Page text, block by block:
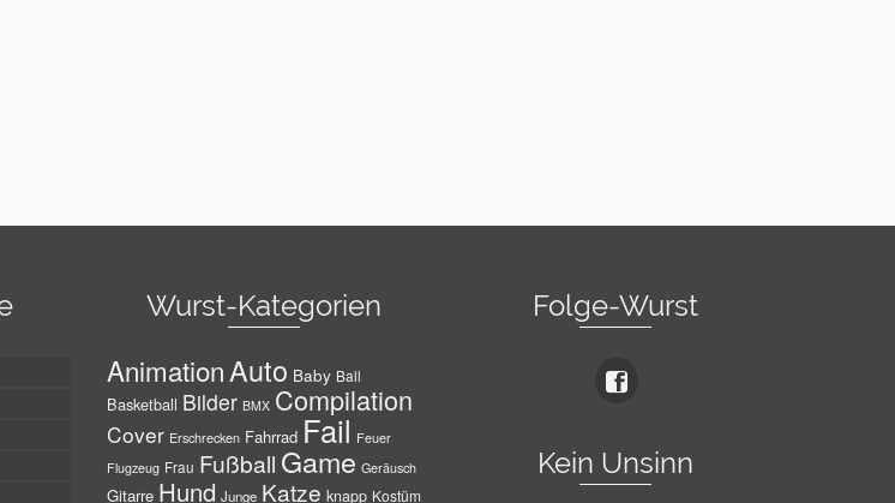
Wurst-Kategorien
AnimationAuto Baby Ball
Basketball Bilder BMX Compilation
Cover Erschrecken Fahrrad Fail Feuer
Flugzeug Frau Fußball Game Geräusch
Gitarre Hund Junge Katze knapp Kostüm
Folge-Wurst
Kein Unsinn